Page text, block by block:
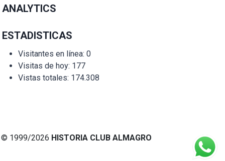
ANALYTICS
ESTADISTICAS
Visitantes en línea: 0
Visitas de hoy: 177
Vistas totales: 174.308
© 1999/2026 HISTORIA CLUB ALMAGRO